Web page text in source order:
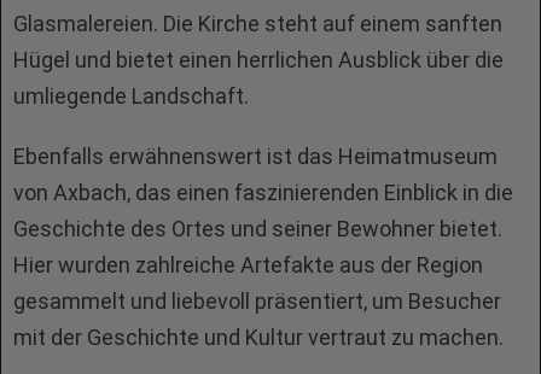
Glasmalereien. Die Kirche steht auf einem sanften
Hügel und bietet einen herrlichen Ausblick über die
umliegende Landschaft.
Ebenfalls erwähnenswert ist das Heimatmuseum
von Axbach, das einen faszinierenden Einblick in die
Geschichte des Ortes und seiner Bewohner bietet.
Hier wurden zahlreiche Artefakte aus der Region
gesammelt und liebevoll präsentiert, um Besucher
mit der Geschichte und Kultur vertraut zu machen.